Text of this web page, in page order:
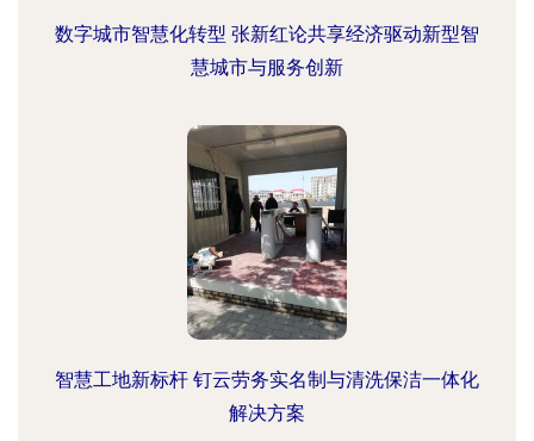
数字城市智慧化转型 张新红论共享经济驱动新型智
慧城市与服务创新
智慧工地新标杆 钉云劳务实名制与清洗保洁一体化
解决方案